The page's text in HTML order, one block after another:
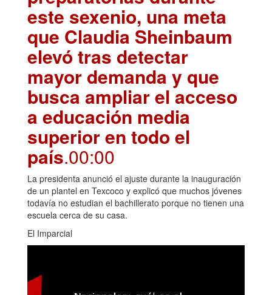
este sexenio, una meta
que Claudia Sheinbaum
elevó tras detectar
mayor demanda y que
busca ampliar el acceso
a educación media
superior en todo el
país.00:00
La presidenta anunció el ajuste durante la inauguración
de un plantel en Texcoco y explicó que muchos jóvenes
todavía no estudian el bachillerato porque no tienen una
escuela cerca de su casa.
El Imparcial